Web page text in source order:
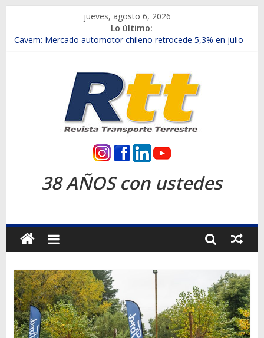
contenido
jueves, agosto 6, 2026
Lo último:
Chile es el primer mercado internacional en lanzar la nueva
Salfa suma vehículos electrificados de Chevrolet en el Biobío
Samex amplía su red con nuevas sucursales en Rancagua y
SINOTRUK Pick-ups presentó la recién estrenada Bolden en
la Expo Compras Públicas 2026
Revista
Transporte
Terrestre
Autos,
camiones,
motos,
información
del
38 AÑOS con ustedes